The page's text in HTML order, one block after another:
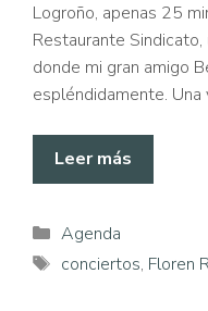
Logroño, apenas 25
Restaurante
donde mi gran amigo
espléndidamente. Una
Leer más
Categorías
Agenda
Etiquetas
conciertos, Floren